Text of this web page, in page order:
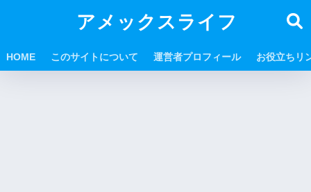
アメックスライフ
HOME このサイトについて 運営者プロフィール お役立ちリ